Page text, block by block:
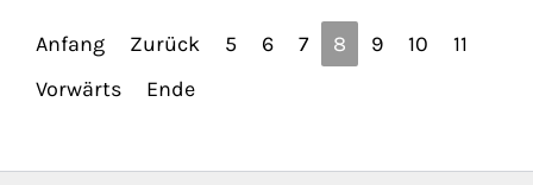
Anfang Zurück 5 6 7 8 9 10
11
Vorwärts
Ende